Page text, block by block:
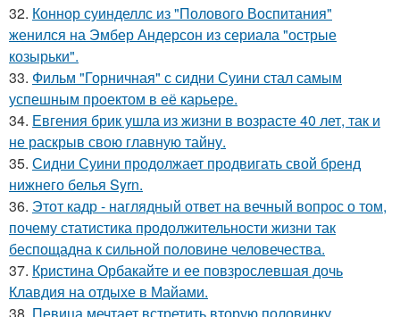
32. Коннор суинделлс из "Полового Воспитания"
женился на Эмбер Андерсон из сериала "острые
козырьки".
33. Фильм "Горничная" с сидни Суини стал самым
успешным проектом в её карьере.
34. Евгения брик ушла из жизни в возрасте 40 лет, так и
не раскрыв свою главную тайну.
35. Сидни Суини продолжает продвигать свой бренд
нижнего белья Syrn.
36. Этот кадр - наглядный ответ на вечный вопрос о том,
почему статистика продолжительности жизни так
беспощадна к сильной половине человечества.
37. Кристина Орбакайте и ее повзрослевшая дочь
Клавдия на отдыхе в Майами.
38. Певица мечтает встретить вторую половинку.